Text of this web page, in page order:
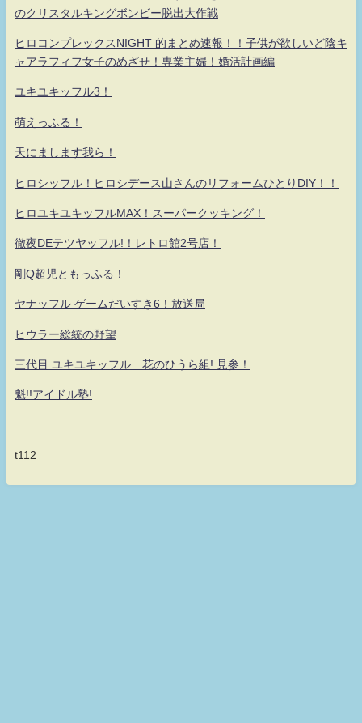
のクリスタルキングボンビー脱出大作戦
ヒロコンプレックスNIGHT 的まとめ速報！！子供が欲しいど陰キ
ャアラフィフ女子のめざせ！専業主婦！婚活計画編
ユキユキッフル3！
萌えっふる！
天にまします我ら！
ヒロシッフル！ヒロシデース山さんのリフォームひとりDIY！！
ヒロユキユキッフルMAX！スーパークッキング！
徹夜DEテツヤッフル!！レトロ館2号店！
剛Q超児ともっふる！
ヤナッフル ゲームだいすき6！放送局
ヒウラー総統の野望
三代目 ユキユキッフル 花のひうら組! 見参！
魁!!アイドル塾!
t112